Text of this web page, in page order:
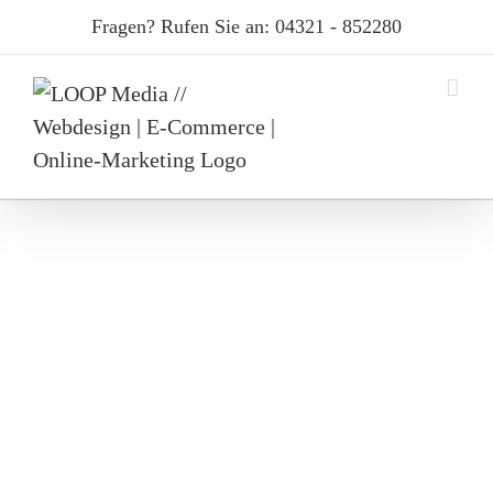
to
content
Fragen? Rufen Sie an: 04321 - 852280